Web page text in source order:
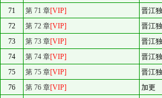
71
第 71 章[VIP]
晋江
72
第 72 章[VIP]
晋江
73
第 73 章[VIP]
晋江
74
第 74 章[VIP]
晋江
75
第 75 章[VIP]
晋江
76
第 76 章[VIP]
加更